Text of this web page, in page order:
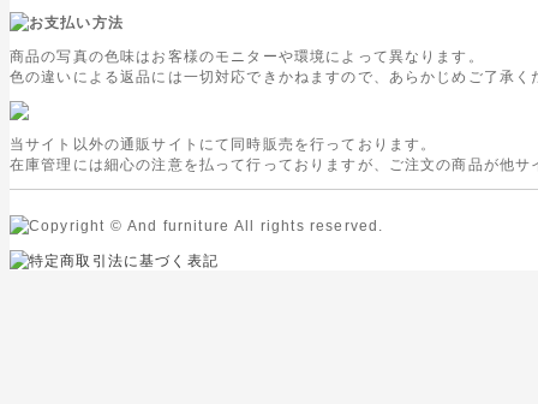
商品の写真の色味はお客様のモニターや環境によって異なります。
色の違いによる返品には一切対応できかねますので、あらかじめご了承く
当サイト以外の通販サイトにて同時販売を行っております。
在庫管理には細心の注意を払って行っておりますが、ご注文の商品が他